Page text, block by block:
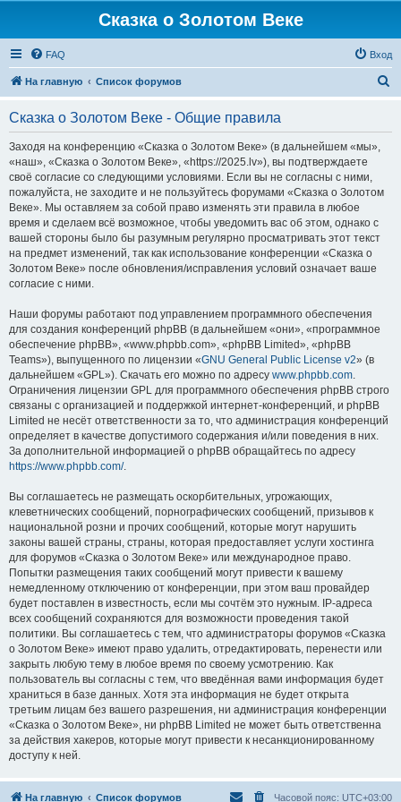
Сказка о Золотом Веке
FAQ Вход
На главную Список форумов
Сказка о Золотом Веке - Общие правила
Заходя на конференцию «Сказка о Золотом Веке» (в дальнейшем «мы»,
«наш», «Сказка о Золотом Веке», «https://2025.lv»), вы подтверждаете
своё согласие со следующими условиями. Если вы не согласны с ними,
пожалуйста, не заходите и не пользуйтесь форумами «Сказка о Золотом
Веке». Мы оставляем за собой право изменять эти правила в любое
время и сделаем всё возможное, чтобы уведомить вас об этом, однако с
вашей стороны было бы разумным регулярно просматривать этот текст
на предмет изменений, так как использование конференции «Сказка о
Золотом Веке» после обновления/исправления условий означает ваше
согласие с ними.
Наши форумы работают под управлением программного обеспечения
для создания конференций phpBB (в дальнейшем «они», «программное
обеспечение phpBB», «www.phpbb.com», «phpBB Limited», «phpBB
Teams»), выпущенного по лицензии «GNU General Public License v2» (в
дальнейшем «GPL»). Скачать его можно по адресу www.phpbb.com.
Ограничения лицензии GPL для программного обеспечения phpBB строго
связаны с организацией и поддержкой интернет-конференций, и phpBB
Limited не несёт ответственности за то, что администрация конференций
определяет в качестве допустимого содержания и/или поведения в них.
За дополнительной информацией о phpBB обращайтесь по адресу
https://www.phpbb.com/.
Вы соглашаетесь не размещать оскорбительных, угрожающих,
клеветнических сообщений, порнографических сообщений, призывов к
национальной розни и прочих сообщений, которые могут нарушить
законы вашей страны, страны, которая предоставляет услуги хостинга
для форумов «Сказка о Золотом Веке» или международное право.
Попытки размещения таких сообщений могут привести к вашему
немедленному отключению от конференции, при этом ваш провайдер
будет поставлен в известность, если мы сочтём это нужным. IP-адреса
всех сообщений сохраняются для возможности проведения такой
политики. Вы соглашаетесь с тем, что администраторы форумов «Сказка
о Золотом Веке» имеют право удалить, отредактировать, перенести или
закрыть любую тему в любое время по своему усмотрению. Как
пользователь вы согласны с тем, что введённая вами информация будет
храниться в базе данных. Хотя эта информация не будет открыта
третьим лицам без вашего разрешения, ни администрация конференции
«Сказка о Золотом Веке», ни phpBB Limited не может быть ответственна
за действия хакеров, которые могут привести к несанкционированному
доступу к ней.
На главную Список форумов Часовой пояс: UTC+03:00